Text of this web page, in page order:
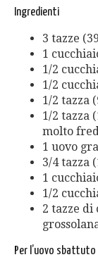
Ingredienti
3 tazze
1
1/2
1/2
1/2 tazza
1/2 tazza
molto
1 uovo
3/4 tazza
1
1/2
2 tazze
Per l’uovo sbattuto